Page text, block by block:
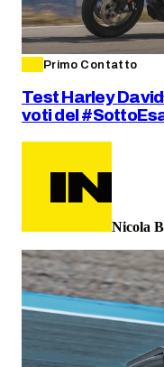
Primo Contatto
Test Harley
voti del
Nicola